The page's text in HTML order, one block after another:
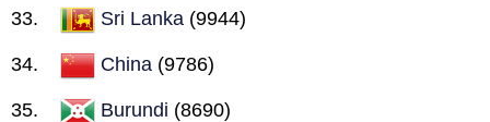
Sri Lanka (9944)
China (9786)
Burundi (8690)